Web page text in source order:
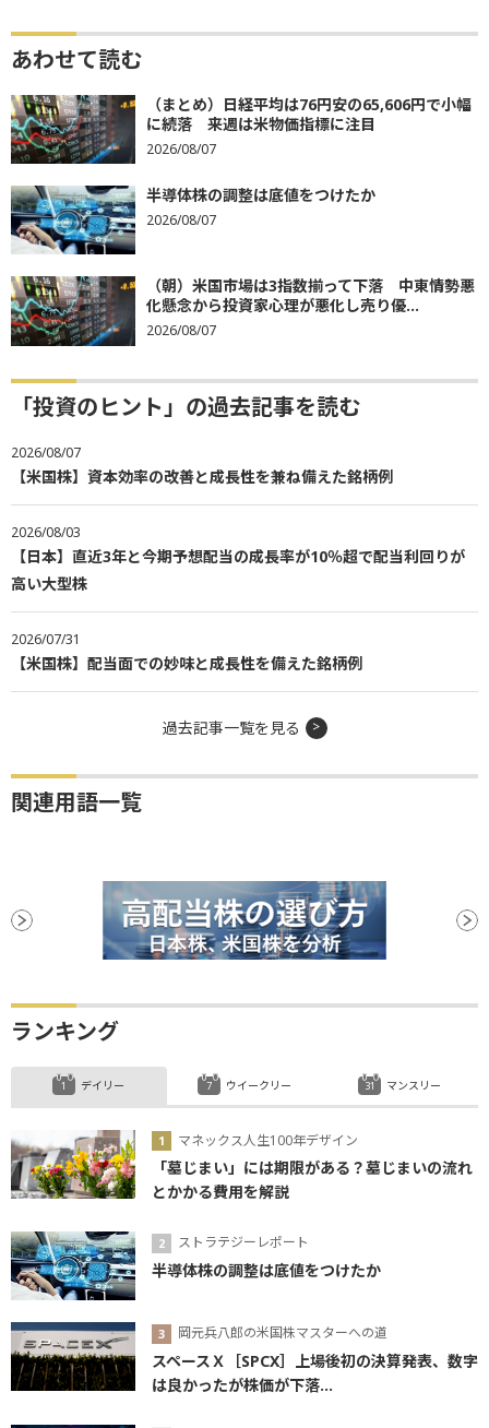
あわせて読む
（まとめ）日経平均は76円安の65,606円で小幅
に続落 来週は米物価指標に注目
2026/08/07
半導体株の調整は底値をつけたか
2026/08/07
（朝）米国市場は3指数揃って下落 中東情勢悪
化懸念から投資家心理が悪化し売り優...
2026/08/07
「投資のヒント」の過去記事を読む
2026/08/07
【米国株】資本効率の改善と成長性を兼ね備えた銘柄例
2026/08/03
【日本】直近3年と今期予想配当の成長率が10％超で配当利回りが
高い大型株
2026/07/31
【米国株】配当面での妙味と成長性を備えた銘柄例
過去記事一覧を見る
関連用語一覧
ランキング
デイリー
マネックス人生100年デザイン
「墓じまい」には期限がある？墓じまいの流れ
とかかる費用を解説
ストラテジーレポート
半導体株の調整は底値をつけたか
岡元兵八郎の米国株マスターへの道
スペースＸ［SPCX］上場後初の決算発表、数字
は良かったが株価が下落...
ウイークリー マンスリー